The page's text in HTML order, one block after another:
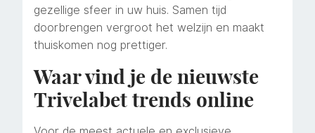
gezellige sfeer in uw huis. Samen tijd
doorbrengen vergroot het welzijn en maakt
thuiskomen nog prettiger.
Waar vind je de nieuwste
Trivelabet trends online